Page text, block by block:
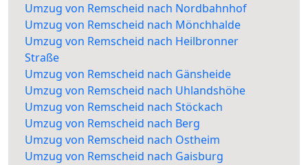
Umzug von Remscheid nach Nordbahnhof
Umzug von Remscheid nach Mönchhalde
Umzug von Remscheid nach Heilbronner
Straße
Umzug von Remscheid nach Gänsheide
Umzug von Remscheid nach Uhlandshöhe
Umzug von Remscheid nach Stöckach
Umzug von Remscheid nach Berg
Umzug von Remscheid nach Ostheim
Umzug von Remscheid nach Gaisburg